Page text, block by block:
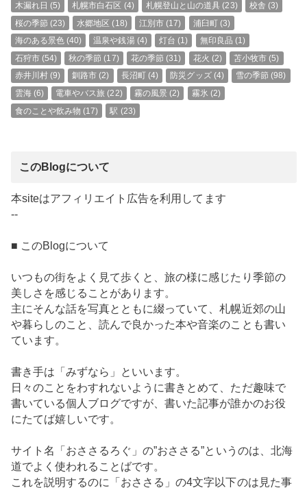
木漏れ日 (5) 札幌市白石区 (4) 札幌登山と山の道具 (23) 校舎 (3)
桜の季節 (23) 水郷地区 (18) 江別市 (17) 浦臼町(3)
海のある景色(40) 温泉や銭湯(4) 灯台 (1) 無印良品 (1)
石狩市(54) 秋の季節 (17) 花の季節 (31) 花火 (2) 苫小牧市 (5)
赤井川村(9) 釧路市 (2) 長沼町(4) 防災グッズ(4) 雪の季節 (98)
雲海(6) 電車やバス旅 (22) 霧の風景 (2) 霧氷 (2)
食のことや飲み物 (17) 駅 (23)
このBlogについて
本siteはアフィリエイト広告を利用してます
--
■ このBlogについて
いつもの街をよく見て歩くと、旅の様に感じたり季節の
美しさを感じることがあります。
主にそんな話を写真とともに綴っていて、札幌近郊の山
や暮らしのこと、読んで良かった本や音楽のことも書い
ています。
書き手は「みずなら」といいます。
日々のことをわすれないように書きとめて、ただ趣味で
書いている個人ブログですが、書いた記事が誰かのお役
にたてば嬉しいです。
サイト名「おささるろぐ」の”おささる”というのは、北海
道でよく使われることばです。
これを説明するのに「おささる」の4文字以下のは見た事